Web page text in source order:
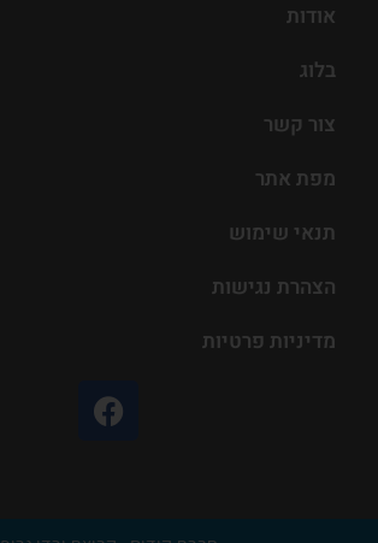
אודות
בלוג
צור קשר
מפת אתר
תנאי שימוש
הצהרת נגישות
מדיניות פרטיות